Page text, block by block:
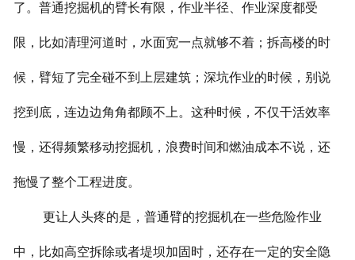
了。普通挖掘机的臂长有限，作业半径、作业深度都受
限，比如清理河道时，水面宽一点就够不着；拆高楼的时
候，臂短了完全碰不到上层建筑；深坑作业的时候，别说
挖到底，连边边角角都顾不上。这种时候，不仅干活效率
慢，还得频繁移动挖掘机，浪费时间和燃油成本不说，还
拖慢了整个工程进度。
更让人头疼的是，普通臂的挖掘机在一些危险作业
中，比如高空拆除或者堤坝加固时，还存在一定的安全隐